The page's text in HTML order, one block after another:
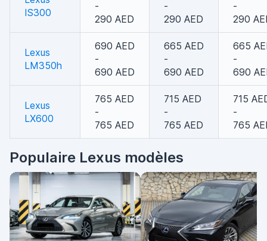
IS300
-
290 AED
-
290 AED
-
290
Lexus
LM350h
690 AED
-
690 AED
665 AED
-
690 AED
665
-
690
Lexus
LX600
765 AED
-
765 AED
715 AED
-
765 AED
715
-
765
Populaire Lexus modèles